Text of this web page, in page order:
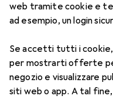
web tramite cookie e
ad esempio, un login
Se accetti tutti i
per mostrarti offerte
negozio e visualizzare
siti web o app. A tal
EUR
64,16